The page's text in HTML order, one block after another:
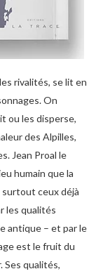
rivalités, se lit en
On
ou les disperse,
des Alpilles,
Jean Proal le
humain que la
surtout ceux déjà
les qualités
antique – et par le
est le fruit du
Ses qualités,